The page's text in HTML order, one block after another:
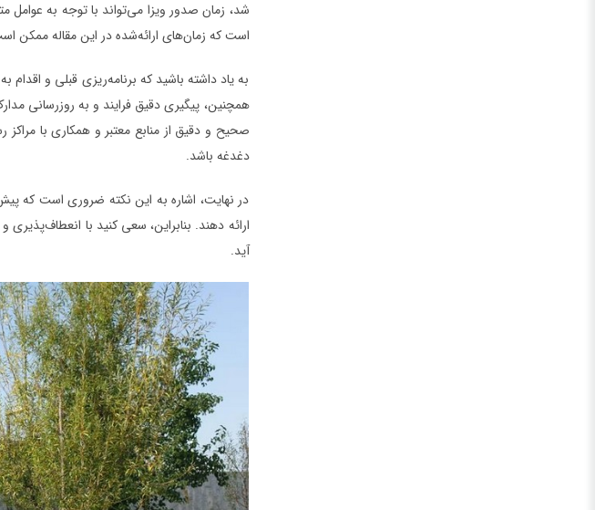
شد، زمان صدور ویزا می‌تواند با توجه به عوامل
است که زمان‌های ارائه‌شده در این مقاله ممکن
به یاد داشته باشید که برنامه‌ریزی قبلی و
همچنین، پیگیری دقیق فرایند و به روزرسانی
صحیح و دقیق از منابع معتبر و همکاری با
دغدغه باشد.
در نهایت، اشاره به این نکته ضروری است که
ارائه دهند. بنابراین، سعی کنید با
آید.